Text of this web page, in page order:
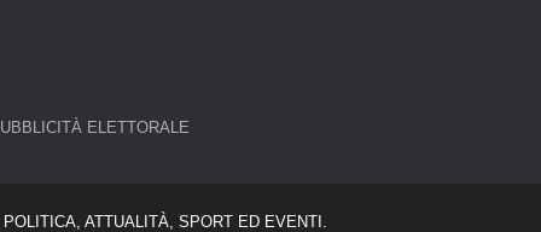
ELETTORALE
ATTUALITÀ, SPORT ED EVENTI.